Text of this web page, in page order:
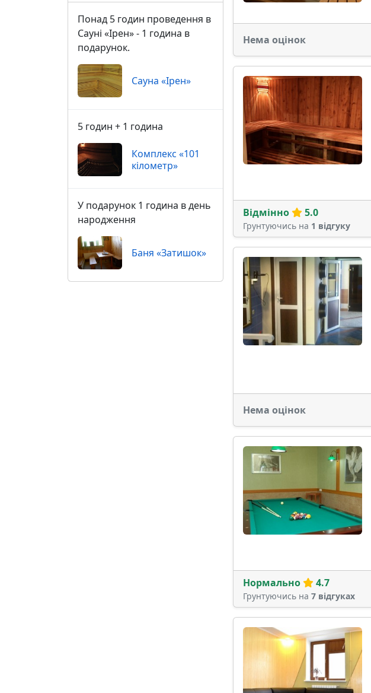
Нема оцінок
Відмінно 5.0
Грунтуючись на 1 відгуку
Нема оцінок
Нормально 4.7
Грунтуючись на 7 відгуках
Понад 5 годин проведення в
Сауні «Ірен» - 1 година в
подарунок.
Сауна «Ірен»
5 годин + 1 година
Комплекс «101
кілометр»
У подарунок 1 година в день
народження
Баня «Затишок»